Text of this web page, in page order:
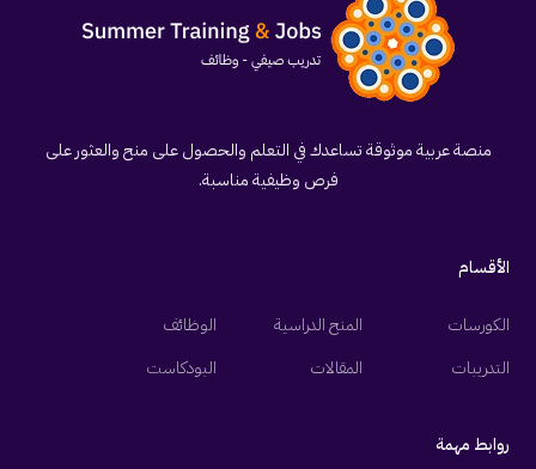
منصة عربية موثوقة تساعدك في التعلم والحصول على منح والعثور على
فرص وظيفية مناسبة.
الأقسام
الكورسات المنح الدراسية
الوظائف
التدريبات
المقالات البودكاست
روابط مهمة